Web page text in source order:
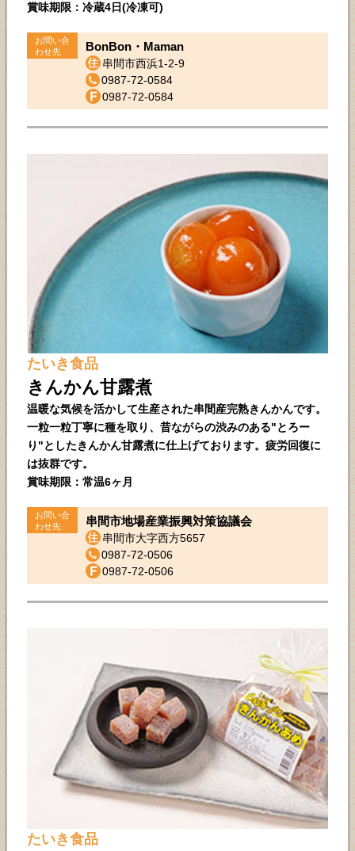
賞味期限：冷蔵4日(冷凍可)
お問い合
わせ先
BonBon・Maman
串間市西浜1-2-9
0987-72-0584
0987-72-0584
たいき食品
きんかん甘露煮
温暖な気候を活かして生産された串間産完熟きんかんです。
一粒一粒丁寧に種を取り、昔ながらの渋みのある"とろー
り"としたきんかん甘露煮に仕上げております。疲労回復に
は抜群です。
賞味期限：常温6ヶ月
お問い合
わせ先
串間市地場産業振興対策協議会
串間市大字西方5657
0987-72-0506
0987-72-0506
たいき食品